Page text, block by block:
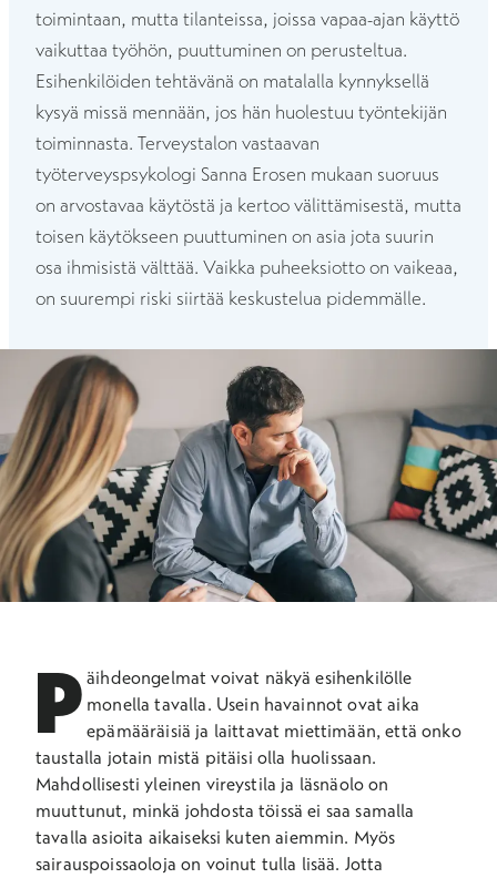
toimintaan, mutta tilanteissa, joissa vapaa-ajan käyttö
vaikuttaa työhön, puuttuminen on perusteltua.
Esihenkilöiden tehtävänä on matalalla kynnyksellä
kysyä missä mennään, jos hän huolestuu työntekijän
toiminnasta. Terveystalon vastaavan
työterveyspsykologi Sanna Erosen mukaan suoruus
on arvostavaa käytöstä ja kertoo välittämisestä, mutta
toisen käytökseen puuttuminen on asia jota suurin
osa ihmisistä välttää. Vaikka puheeksiotto on vaikeaa,
on suurempi riski siirtää keskustelua pidemmälle.
P äihdeongelmat voivat näkyä esihenkilölle
monella tavalla. Usein havainnot ovat aika
epämääräisiä ja laittavat miettimään, että onko
taustalla jotain mistä pitäisi olla huolissaan.
Mahdollisesti yleinen vireystila ja läsnäolo on
muuttunut, minkä johdosta töissä ei saa samalla
tavalla asioita aikaiseksi kuten aiemmin. Myös
sairauspoissaoloja on voinut tulla lisää. Jotta